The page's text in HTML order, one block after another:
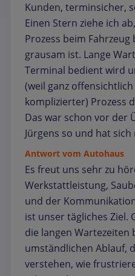
Kunden, terminsicher,
Einen Stern ziehe ich
Prozess beim
grausam ist. Lange
Terminal bedient wird
(weil ganz
komplizierter) Prozess
Das war schon vor der
Jürgens so und hat
Antwort vom Autohaus
Es freut uns sehr zu
Werkstattleistung,
und der
ist unser tägliches Ziel.
die langen Wartezeiten
umständlichen Ablauf,
verstehen, wie